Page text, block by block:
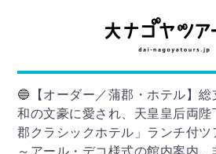
🔵【オーダー／蒲郡・ホテル】
和の文豪に愛され、天皇皇后両
郡クラシックホテル」ランチ付ツ